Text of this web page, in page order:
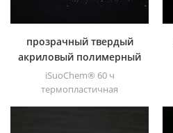
прозрачный твердый
акриловый полимерный
порошок для краски
iSuoChem® 60 ч
термопластичная